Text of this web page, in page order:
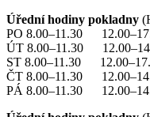
Úřední hodiny pokladny
PO 8.00–11.30
ÚT 8.00–11.30
ST 8.00–11.30
ČT 8.00–11.30
PÁ 8.00–11.30